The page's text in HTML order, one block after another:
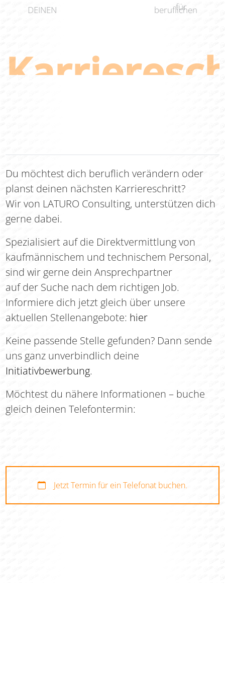
für
DEINEN beruflichen
Du möchtest dich beruflich verändern oder
planst deinen nächsten Karriereschritt?
Wir von LATURO Consulting, unterstützen dich
gerne dabei.
Spezialisiert auf die Direktvermittlung von
kaufmännischem und technischem Personal,
sind wir gerne dein Ansprechpartner
auf der Suche nach dem richtigen Job.
Informiere dich jetzt gleich über unsere
aktuellen Stellenangebote: hier
Keine passende Stelle gefunden? Dann sende
uns ganz unverbindlich deine
Initiativbewerbung.
Möchtest du nähere Informationen – buche
gleich deinen Telefontermin:
Jetzt Termin für ein Telefonat buchen.